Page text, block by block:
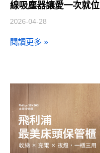
線吸塵器讓愛一次就位
2026-04-28
閱讀更多 »